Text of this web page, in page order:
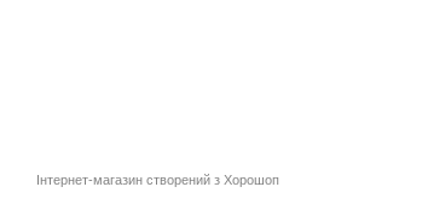
Інтернет-магазин створений з Хорошоп